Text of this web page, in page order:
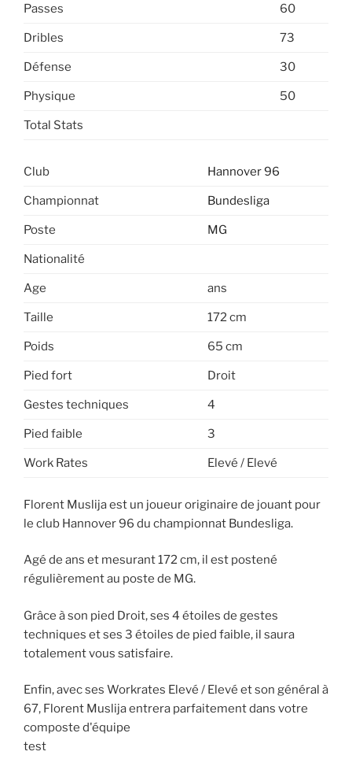
Passes 60
Dribles 73
Défense 30
Physique 50
Total Stats
Club Hannover 96
Championnat Bundesliga
Poste MG
Nationalité
Age ans
Taille 172 cm
Poids 65 cm
Pied fort Droit
Gestes techniques 4
Pied faible 3
Work Rates Elevé / Elevé
Florent Muslija est un joueur originaire de jouant pour
le club Hannover 96 du championnat Bundesliga.
Agé de ans et mesurant 172 cm, il est postené
régulièrement au poste de MG.
Grâce à son pied Droit, ses 4 étoiles de gestes
techniques et ses 3 étoiles de pied faible, il saura
totalement vous satisfaire.
Enfin, avec ses Workrates Elevé / Elevé et son général à
67, Florent Muslija entrera parfaitement dans votre
composte d'équipe
test